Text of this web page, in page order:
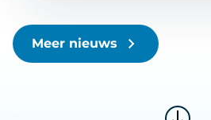
Meer nieuws